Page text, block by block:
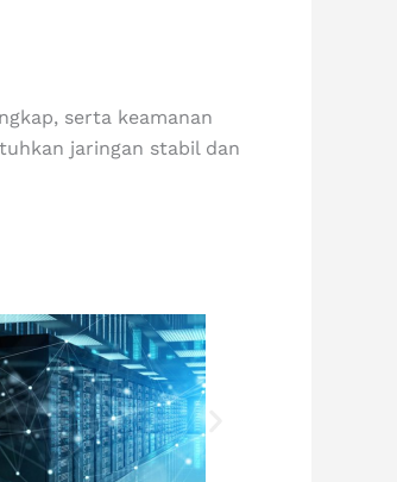
serta keamanan
jaringan stabil dan